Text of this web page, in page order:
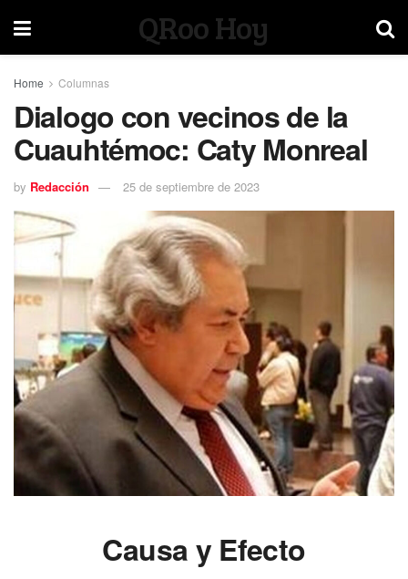
QRoo Hoy
Home Columnas
Dialogo con vecinos de la
Cuauhtémoc: Caty Monreal
by Redacción 25 de septiembre de 2023
Causa y Efecto